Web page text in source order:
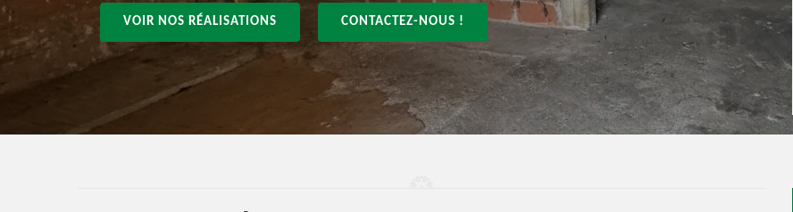
VOIR NOS RÉALISATIONS CONTACTEZ-NOUS !